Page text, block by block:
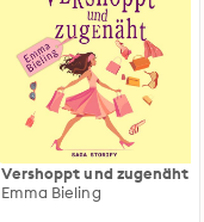
Vershoppt und zugenäht
Emma Bieling